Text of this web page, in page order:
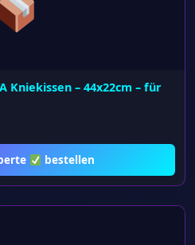
Kniekissen – 44x22cm – für
bestellen